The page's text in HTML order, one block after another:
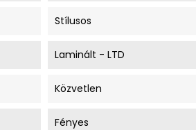
Stílusos
Laminált - LTD
Közvetlen
Fényes